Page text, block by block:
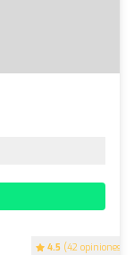
4.5 (42 opiniones)